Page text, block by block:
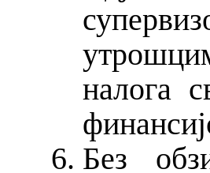
налога
Без